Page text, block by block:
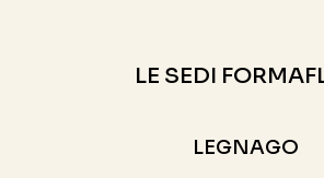
LE SEDI
LEGNAGO